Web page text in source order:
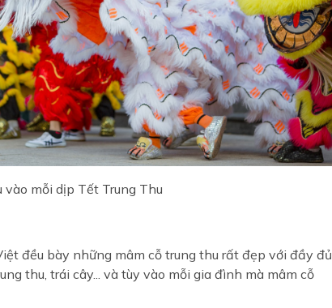
mỗi dịp Tết Trung Thu
đều bày những mâm cỗ trung thu rất đẹp với đầy đủ
thu, trái cây... và tùy vào mỗi gia đình mà mâm cỗ